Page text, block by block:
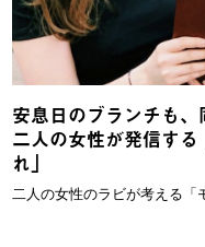
安息日のブランチも、
二人の女性が発信す
れ」
二人の女性のラビが考える「